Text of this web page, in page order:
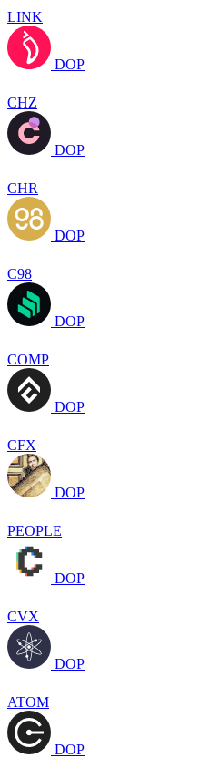
LINK
DOP
CHZ
DOP
CHR
DOP
C98
DOP
COMP
DOP
CFX
DOP
PEOPLE
DOP
CVX
DOP
ATOM
DOP